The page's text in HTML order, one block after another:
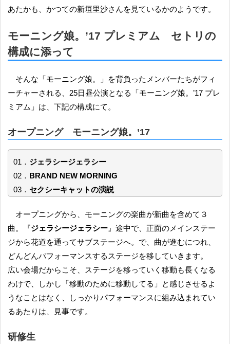
あたかも、かつての新垣里沙さんを見ているかのようです。
モーニング娘。’17 プレミアム セトリの
構成に添って
そんな「モーニング娘。」を背負ったメンバーたちがフィ
ーチャーされる、25日昼公演となる「モーニング娘。’17 プレ
ミアム」は、下記の構成にて。
オープニング モーニング娘。’17
01． ジェラシージェラシー
02． BRAND NEW MORNING
03． セクシーキャットの演説
オープニングから、モーニングの楽曲が新曲を含めて３
曲。『ジェラシージェラシー 』途中で、正面のメインステー
ジから花道を通ってサブステージへ。で、曲が進むにつれ、
どんどんパフォーマンスするステージを移していきます。
広い会場だからこそ、ステージを移っていく移動も長くなる
わけで、しかし「移動のために移動してる」と感じさせるよ
うなことはなく、しっかりパフォーマンスに組み込まれてい
るあたりは、見事です。
研修生